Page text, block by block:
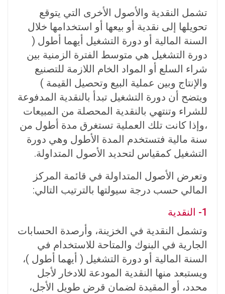
تشمل النقدية والأصول الأخرى التي يتوقع
تحويلها إلى نقدية أو بيعها أو استخدامها خلال
السنة المالية أو دورة التشغيل أيهما أطول (
دورة التشغيل هي متوسط الفترة الزمنية بين
شراء السلع أو المواد الخام اللازمة للتصنيع
والإنتاج وبين عملية البيع وتحصيل القيمة )
ويتضح أن دورة التشغيل تبدأ بالنقدية المدفوعة
للشراء وتنتهي بالنقدية المحصلة من المبيعات
،وإذا كانت تلك العملية تستغرق مدة أطول من
سنة مالية فتستخدم المدة الأطول وهي دورة
التشغيل كمقياس لتحديد الأصول المتداولة.
وتعرض الأصول المتداولة في قائمة المركز
المالي حسب درجة سيولتها بالترتيب التالي:
1- النقدية
وتشمل النقدية في الخزينة، وأرصدة الحسابات
الجارية في البنوك والمتاحة للاستخدام في
السنة المالية أو دورة التشغيل ( أيهما أطول )،
ويستبعد منها النقدية المودعة للادخار لأجل
محدد، أو المقيدة لضمان قرض طويل الأجل،